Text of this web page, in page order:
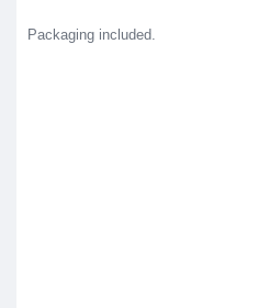
Packaging included.